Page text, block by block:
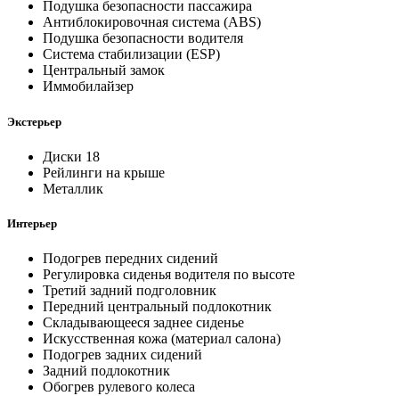
Подушка безопасности пассажира
Антиблокировочная система (ABS)
Подушка безопасности водителя
Система стабилизации (ESP)
Центральный замок
Иммобилайзер
Экстерьер
Диски 18
Рейлинги на крыше
Металлик
Интерьер
Подогрев передних сидений
Регулировка сиденья водителя по высоте
Третий задний подголовник
Передний центральный подлокотник
Складывающееся заднее сиденье
Искусственная кожа (материал салона)
Подогрев задних сидений
Задний подлокотник
Обогрев рулевого колеса